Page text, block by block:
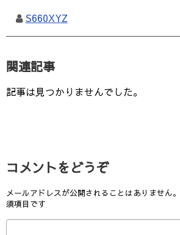
S660XYZ
関連記事
記事は見つかりませんでした。
コメントをどうぞ
メールアドレスが公開されることはありません。
須項目です